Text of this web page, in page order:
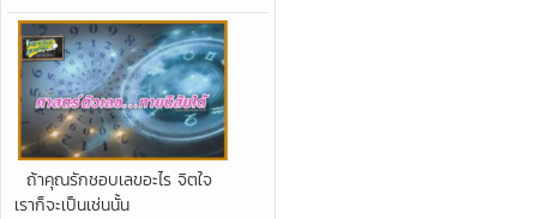
ถ้าคุณรักชอบเลขอะไร จิตใจ
เราก็จะเป็นเช่นนั้น